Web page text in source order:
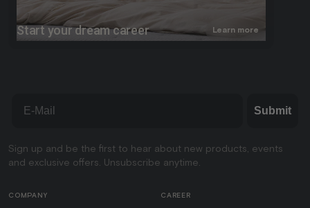
Start your dream career Learn more
Submit
Sign up and be the first to hear about new products, events
and exclusive offers. Unsubscribe anytime.
COMPANY CAREER